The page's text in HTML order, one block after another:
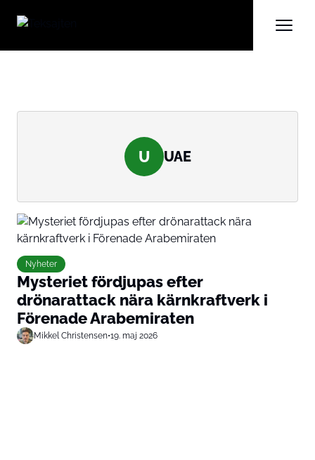
U UAE
Nyheter
Mysteriet fördjupas efter
drönarattack nära kärnkraftverk i
Förenade Arabemiraten
Mikkel Christensen•19. maj 2026